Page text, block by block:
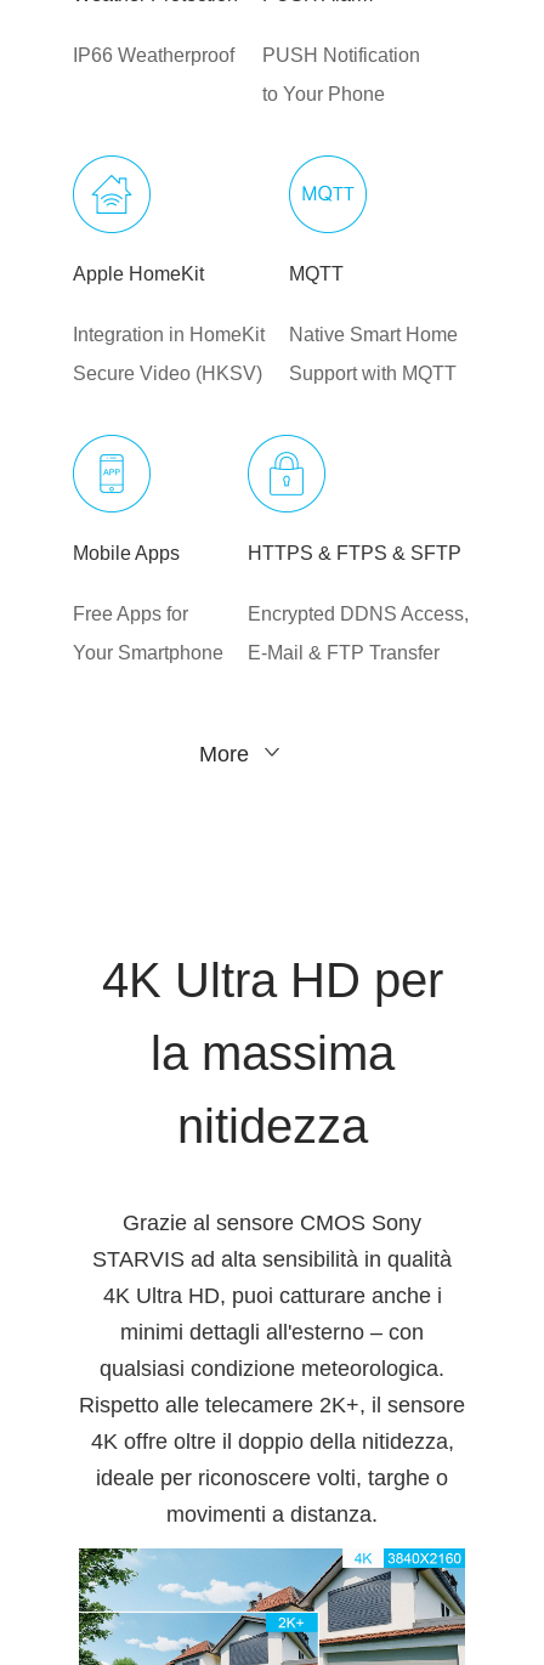
IP66 Weatherproof
PUSH Notification
to Your Phone
Apple HomeKit
Integration in HomeKit
Secure Video (HKSV)
MQTT
Native Smart Home
Support with MQTT
Mobile Apps
Free Apps for
Your Smartphone
HTTPS & FTPS & SFTP
Encrypted DDNS Access,
E-Mail & FTP Transfer
More
4K Ultra HD per
la massima
nitidezza
Grazie al sensore CMOS Sony
STARVIS ad alta sensibilità in qualità
4K Ultra HD, puoi catturare anche i
minimi dettagli all'esterno – con
qualsiasi condizione meteorologica.
Rispetto alle telecamere 2K+, il sensore
4K offre oltre il doppio della nitidezza,
ideale per riconoscere volti, targhe o
movimenti a distanza.